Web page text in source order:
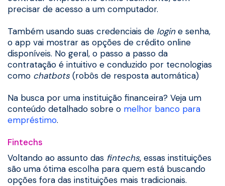
precisar de acesso a um computador.
Também usando suas credenciais de logine senha,
o app vai mostrar as opções de crédito online
disponíveis. No geral, o passo a passo da
contratação é intuitivo e conduzido por tecnologias
como chatbots (robôs de resposta automática)
Na busca por uma instituição financeira? Veja um
conteúdo detalhado sobre o melhor banco para
empréstimo.
Fintechs
Voltando ao assunto das fintechs, essas instituições
são uma ótima escolha para quem está buscando
opções fora das instituições mais tradicionais.